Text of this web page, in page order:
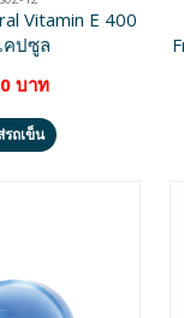
Vitamin E 400
คปซูล
บาท
ถเข็น